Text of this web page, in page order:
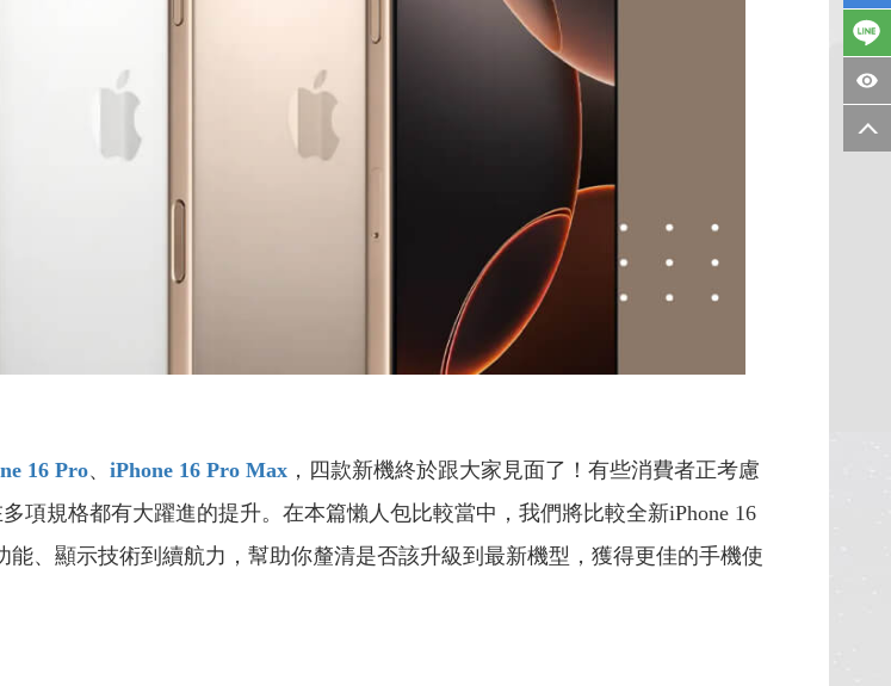
16 Pro、 iPhone 16 Pro Max ，四款新機終於跟大家見面了！有些消費者正考慮
項規格都有大躍進的提升。在本篇懶人包比較當中，我們將比較全新iPhone 16
能、顯示技術到續航力，幫助你釐清是否該升級到最新機型，獲得更佳的手機使